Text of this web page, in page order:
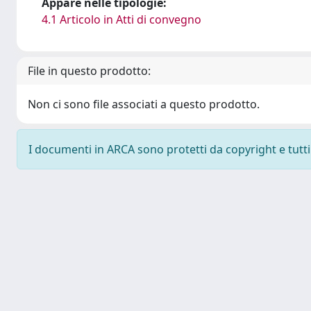
4.1 Articolo in Atti di convegno
File in questo prodotto:
Non ci sono file associati a questo prodotto.
I documenti in ARCA sono protetti da copyright e